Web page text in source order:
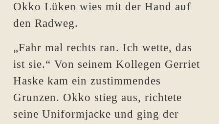
Okko Lüken wies mit der Hand auf
den Radweg.
„Fahr mal rechts ran. Ich wette, das
ist sie.“ Von seinem Kollegen Gerriet
Haske kam ein zustimmendes
Grunzen. Okko stieg aus, richtete
seine Uniformjacke und ging der